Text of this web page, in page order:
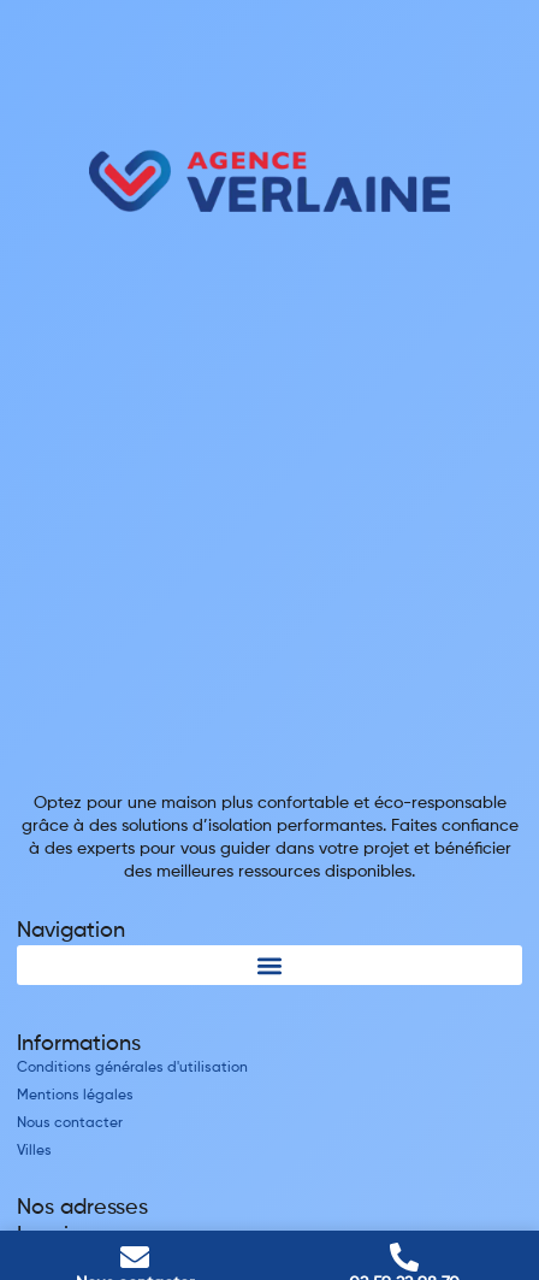
Optez pour une maison plus confortable et éco-responsable
grâce à des solutions d’isolation performantes. Faites confiance
à des experts pour vous guider dans votre projet et bénéficier
des meilleures ressources disponibles.
Navigation
Informations
Conditions générales d'utilisation
Mentions légales
Nous contacter
Villes
Nos adresses
Louviers
45 avenue Winston Churchill, Louviers, France